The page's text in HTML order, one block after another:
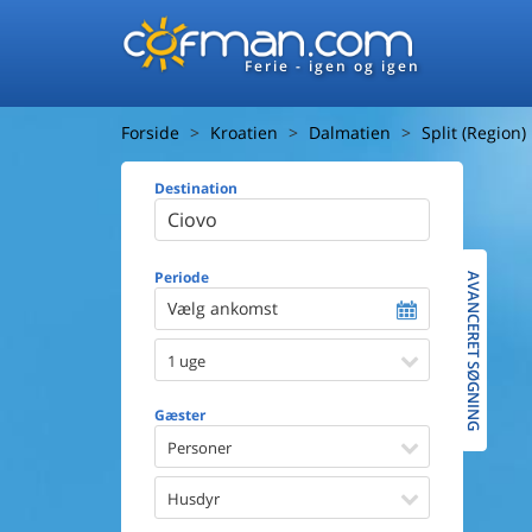
Ferie - igen og igen
Forside Kroatien Dalmatien Split (Region)
Destination
Periode
Vælg ankomst
1 uge
Gæster
Personer
Husdyr
Afstand til
Udsigt til
Faciliteter
Spa
AVANCERET SØGNING